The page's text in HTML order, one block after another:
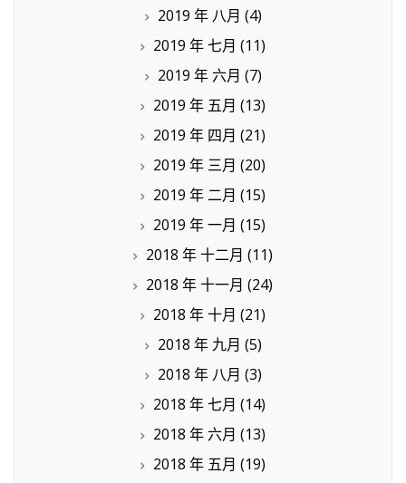
2019 年 八月 (4)
2019 年 七月 (11)
2019 年 六月 (7)
2019 年 五月 (13)
2019 年 四月 (21)
2019 年 三月 (20)
2019 年 二月 (15)
2019 年 一月 (15)
2018 年 十二月 (11)
2018 年 十一月 (24)
2018 年 十月 (21)
2018 年 九月 (5)
2018 年 八月 (3)
2018 年 七月 (14)
2018 年 六月 (13)
2018 年 五月 (19)